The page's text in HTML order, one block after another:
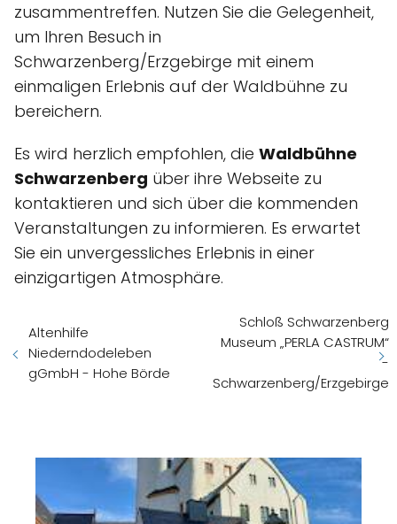
zusammentreffen. Nutzen Sie die Gelegenheit,
um Ihren Besuch in
Schwarzenberg/Erzgebirge mit einem
einmaligen Erlebnis auf der Waldbühne zu
bereichern.
Es wird herzlich empfohlen, die Waldbühne
Schwarzenberg über ihre Webseite zu
kontaktieren und sich über die kommenden
Veranstaltungen zu informieren. Es erwartet
Sie ein unvergessliches Erlebnis in einer
einzigartigen Atmosphäre.
Altenhilfe
Niederndodeleben
gGmbH - Hohe Börde
Schloß Schwarzenberg
Museum „PERLA CASTRUM“
-
Schwarzenberg/Erzgebirge